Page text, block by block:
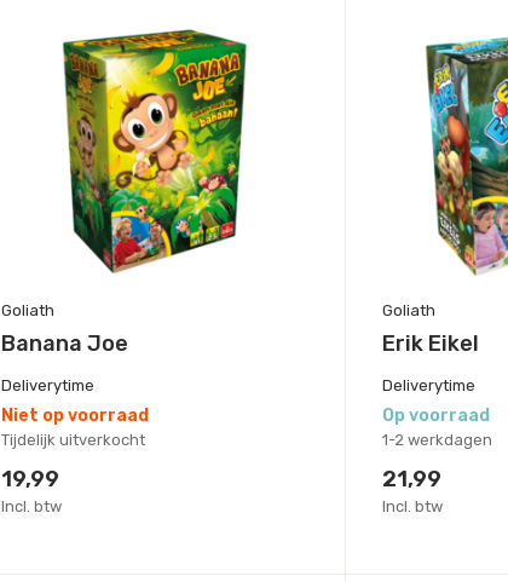
Goliath
Banana Joe
Deliverytime
Niet op voorraad
Tijdelijk uitverkocht
19,99
Incl. btw
Goliath
Erik Eikel
Deliverytime
Op voorraad
1-2 werkdagen
21,99
Incl. btw